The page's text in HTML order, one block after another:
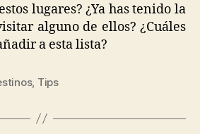
lugares? ¿Ya has tenido la
alguno de ellos? ¿Cuáles
a esta lista?
, Tips